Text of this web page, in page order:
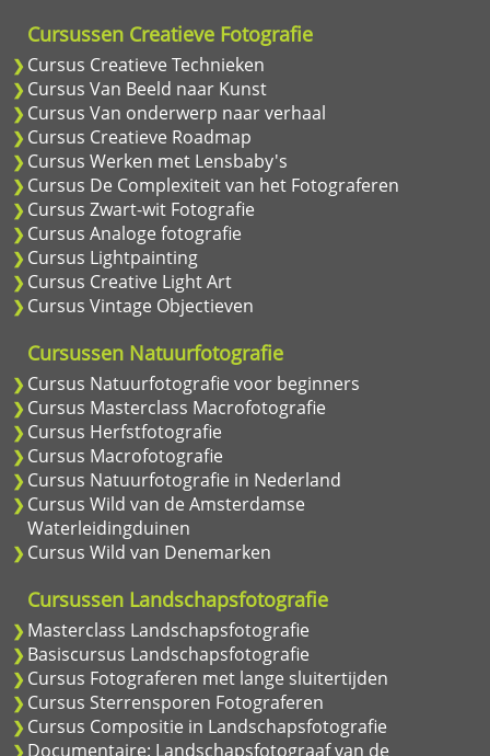
Cursussen Creatieve Fotografie
Cursus Creatieve Technieken
Cursus Van Beeld naar Kunst
Cursus Van onderwerp naar verhaal
Cursus Creatieve Roadmap
Cursus Werken met Lensbaby's
Cursus De Complexiteit van het Fotograferen
Cursus Zwart-wit Fotografie
Cursus Analoge fotografie
Cursus Lightpainting
Cursus Creative Light Art
Cursus Vintage Objectieven
Cursussen Natuurfotografie
Cursus Natuurfotografie voor beginners
Cursus Masterclass Macrofotografie
Cursus Herfstfotografie
Cursus Macrofotografie
Cursus Natuurfotografie in Nederland
Cursus Wild van de Amsterdamse
Waterleidingduinen
Cursus Wild van Denemarken
Cursussen Landschapsfotografie
Masterclass Landschapsfotografie
Basiscursus Landschapsfotografie
Cursus Fotograferen met lange sluitertijden
Cursus Sterrensporen Fotograferen
Cursus Compositie in Landschapsfotografie
Documentaire: Landschapsfotograaf van de